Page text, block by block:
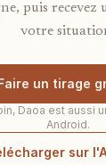
puis recevez
votre
un tirage
Daoa est aussi
Android.
sur